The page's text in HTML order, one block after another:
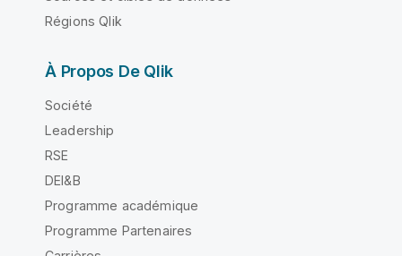
Régions Qlik
À Propos De Qlik
Société
Leadership
RSE
DEI&B
Programme académique
Programme Partenaires